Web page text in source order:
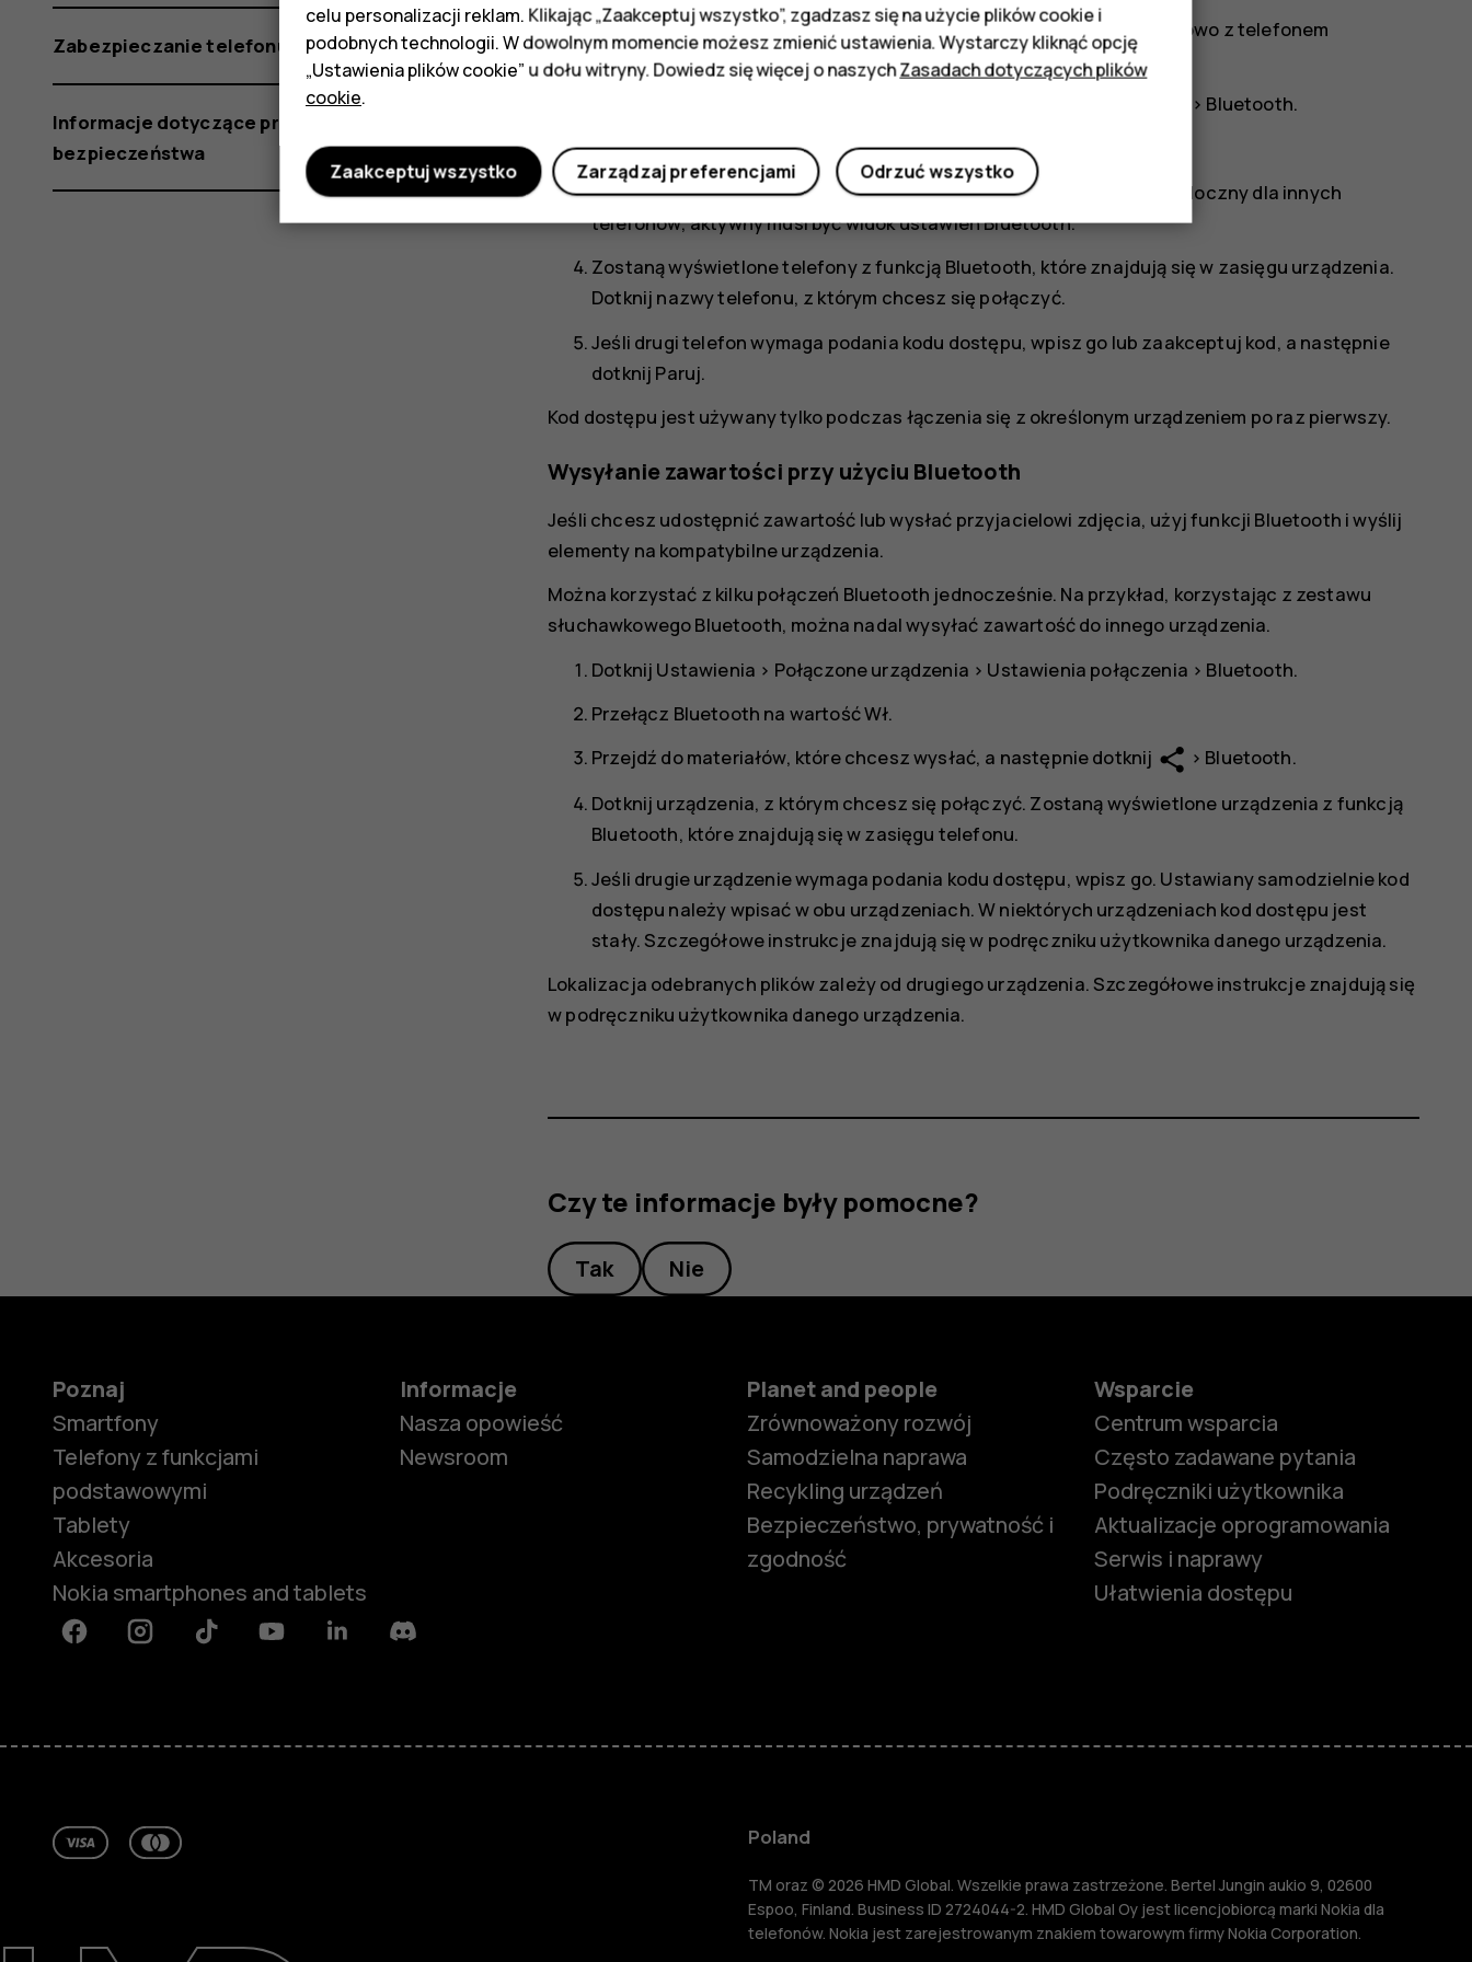
podstawowymi
Akcesoria
HMD Terra M
Informacje
Korzystaj z funkcji Bluetooth, aby, między innymi, łączyć się bezprzewodowo z telefonem
znajomego i udostępniać zdjęcia.
> Bluetooth.
Upewnij się, że w obu telefonach jest włączona funkcja Bluetooth.
Upewnij się, że telefony się na wzajem wykrywają. Aby telefon był widoczny dla innych
telefonów, aktywny musi być widok ustawień Bluetooth.
Zostaną wyświetlone telefony z funkcją Bluetooth, które znajdują się w zasięgu urządzenia.
Dotknij nazwy telefonu, z którym chcesz się połączyć.
Jeśli drugi telefon wymaga podania kodu dostępu, wpisz go lub zaakceptuj kod, a następnie
dotknij Paruj.
Kod dostępu jest używany tylko podczas łączenia się z określonym urządzeniem po raz pierwszy.
Wysyłanie zawartości przy użyciu Bluetooth
Jeśli chcesz udostępnić zawartość lub wysłać przyjacielowi zdjęcia, użyj funkcji Bluetooth i wyślij
elementy na kompatybilne urządzenia.
Można korzystać z kilku połączeń Bluetooth jednocześnie. Na przykład, korzystając z zestawu
słuchawkowego Bluetooth, można nadal wysyłać zawartość do innego urządzenia.
Dotknij Ustawienia > Połączone urządzenia > Ustawienia połączenia > Bluetooth.
Przełącz Bluetooth na wartośćWł.
Przejdź do materiałów, które chcesz wysłać, a następnie dotknij share > Bluetooth.
Dotknij urządzenia, z którym chcesz się połączyć. Zostaną wyświetlone urządzenia z funkcją
Bluetooth, które znajdują się w zasięgu telefonu.
Jeśli drugie urządzenie wymaga podania kodu dostępu, wpisz go. Ustawiany samodzielnie kod
dostępu należy wpisać w obu urządzeniach. W niektórych urządzeniach kod dostępu jest
stały. Szczegółowe instrukcje znajdują się w podręczniku użytkownika danego urządzenia.
Lokalizacja odebranych plików zależy od drugiego urządzenia. Szczegółowe instrukcje znajdują się
w podręczniku użytkownika danego urządzenia.
Czy te informacje były pomocne?
Tak Nie
Zabezpieczanie telefonu
Informacje dotyczące produktu i
bezpieczeństwa
Poznaj
Smartfony
Telefony z funkcjami
podstawowymi
Tablety
Akcesoria
Nokia smartphones and tablets
Informacje
Nasza opowieść
Newsroom
Planet and people
Zrównoważony rozwój
Samodzielna naprawa
Recykling urządzeń
Bezpieczeństwo, prywatność i
zgodność
Wsparcie
Centrum wsparcia
Często zadawane pytania
Podręczniki użytkownika
Aktualizacje oprogramowania
Serwis i naprawy
Ułatwienia dostępu
FacebookInstagramTiktok YoutubeLinkedinDiscord
Poland
TM oraz © 2026 HMD Global. Wszelkie prawa zastrzeżone. Bertel Jungin aukio 9, 02600
Espoo, Finland. Business ID 2724044-2. HMD Global Oy jest licencjobiorcą marki Nokia dla
telefonów. Nokia jest zarejestrowanym znakiem towarowym firmy Nokia Corporation.
celu personalizacji reklam. Klikając „Zaakceptuj wszystko”, zgadzasz się na użycie plików cookie i
podobnych technologii. W dowolnym momencie możesz zmienić ustawienia. Wystarczy kliknąć opcję
„Ustawienia plików cookie” u dołu witryny. Dowiedz się więcej o naszychZasadach dotyczących plików
cookie.
Odrzuć wszystko
Zarządzaj preferencjami
Zaakceptuj wszystko